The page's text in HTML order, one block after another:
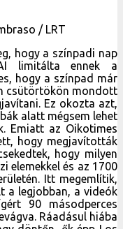
/ LRT
hogy a színpadi nap
limitálta ennek a
hogy a színpad már
csütörtökön mondott
Ez okozta azt,
alatt mégsem lehet
Emiatt az Oikotimes
hogy megjavították
hogy milyen
elemekkel és az 1700
Itt megemlítik,
a legjobban, a videók
90 másodperces
Ráadásul hiába